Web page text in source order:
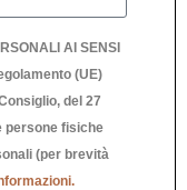
AI SENSI
(UE)
del 27
persone fisiche
(per brevità